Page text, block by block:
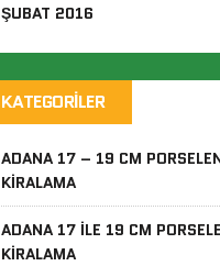
ŞUBAT 2016
KATEGORILER
ADANA 17 – 19 CM
KIRALAMA
ADANA 17 ILE 19 CM
KIRALAMA